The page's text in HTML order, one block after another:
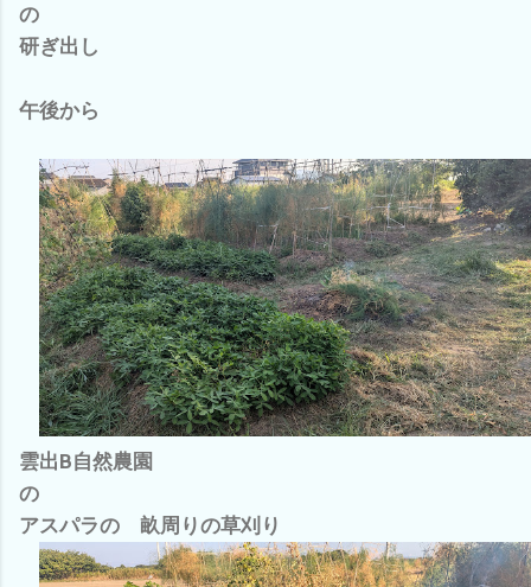
の
研ぎ出し
午後から
雲出B自然農園
の
アスパラの 畝周りの草刈り